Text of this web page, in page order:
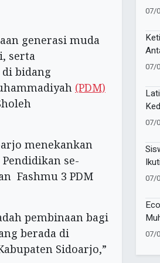
generasi muda
serta
bidang
(PDM)
menekankan
se-
Fashmu 3 PDM
pembinaan bagi
berada di
Sidoarjo,”
07/
07/
07/
07/
07/